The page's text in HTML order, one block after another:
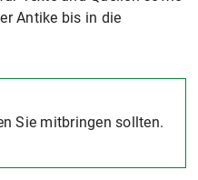
Antike bis in die
Sie mitbringen sollten.